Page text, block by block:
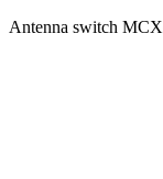
Antenna switch